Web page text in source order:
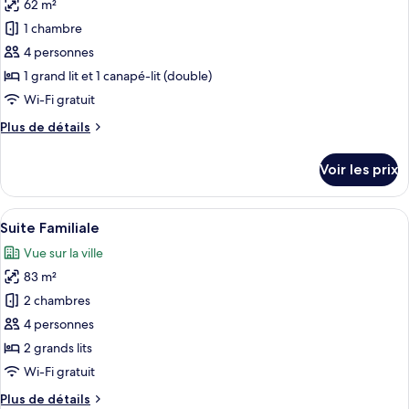
Chambre
Double
les
photos
pour
ce
type
chambre :
62 m²
1 chambre
4 personnes
1 grand lit et 1 canapé-lit (double)
Wi-Fi gratuit
Plus de détails
Plus
le
type
de
Suite
Exécutive
Voir les prix
Afficher
toutes
les
photos
pour
ce
type
de
chambre :
Une chambre d’hôtel moderne
4
Suite Familiale
Vue sur la ville
83 m²
2 chambres
4 personnes
2 grands lits
Wi-Fi gratuit
Plus de détails
Plus